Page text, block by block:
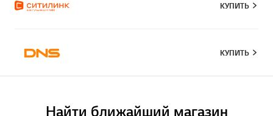
КУПИТЬ
КУПИТЬ
Найти ближайший магазин